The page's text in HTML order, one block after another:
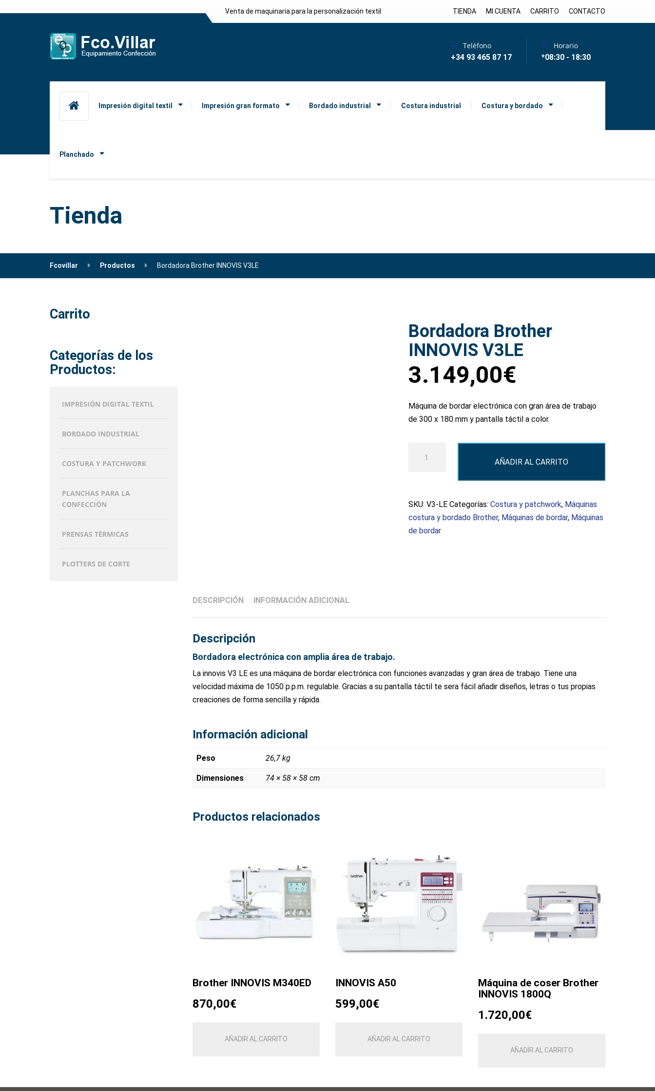
Venta de maquinaria para la personalización textil TIENDA MI CUENTA CARRITO CONTACTO
Impresión digital textil Impresión gran formato Bordado industrial Costura industrial Costura y bordado
Planchado
Telèfono
+34 93 465 87 17
Horario
*08:30 - 18:30
Tienda
Fcovillar Productos Bordadora Brother INNOVIS V3LE
Bordadora Brother
INNOVIS V3LE
3.149,00€
Máquina de bordar electrónica con gran área de trabajo
de 300 x 180 mm y pantalla táctil a color.
Brother
cantidad
AÑADIR AL CARRITO
SKU:V3-LE Categorías:Costura y patchwork, Máquinas
costura y bordado Brother, Máquinas de bordar, Máquinas
de bordar
DESCRIPCIÓN INFORMACIÓN ADICIONAL
Descripción
Bordadora electrónica con amplia área de trabajo.
La innovis V3 LE es una máquina de bordar electrónica con funciones avanzadas y gran área de trabajo. Tiene una
velocidad máxima de 1050 p.p.m. regulable. Gracias a su pantalla táctil te sera fácil añadir diseños, letras o tus propias
creaciones de forma sencilla y rápida.
Información adicional
Peso 26,7 kg
Dimensiones 74 × 58 × 58 cm
Productos relacionados
Brother INNOVIS M340ED
870,00€
AÑADIR AL CARRITO
INNOVIS A50
599,00€
AÑADIR AL CARRITO
Máquina de coser Brother
INNOVIS 1800Q
1.720,00€
AÑADIR AL CARRITO
Carrito
Categorías de los
Productos:
IMPRESIÓN DIGITAL TEXTIL
BORDADO INDUSTRIAL
COSTURA Y PATCHWORK
PLANCHAS PARA LA
CONFECCIÓN
PRENSAS TÈRMICAS
PLOTTERS DE CORTE